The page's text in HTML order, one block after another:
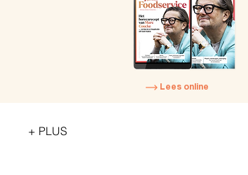
Lees online
+ PLUS